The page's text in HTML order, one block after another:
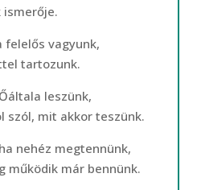
ismerője.
felelős vagyunk,
tartozunk.
leszünk,
szól, mit akkor teszünk.
nehéz megtennünk,
működik már bennünk.